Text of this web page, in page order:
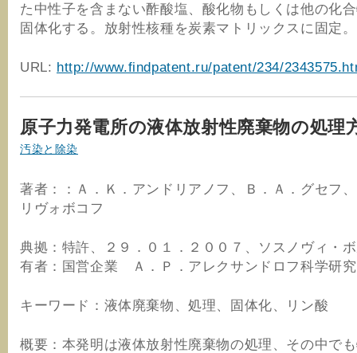
た中性子を含まない酢酸塩、酸化物もしくは他の化
固体化する。放射性核種を炭素マトリックスに固定。
URL: http://www.findpatent.ru/patent/234/
原子力発電所の液体放射性廃棄物の処理
汚染と除染
著者：：Ａ．Ｋ．アンドリアノフ、Ｂ．Ａ．グセフ
リヴォボコフ
典拠：特許、２９．０１．２００７、ソスノヴィ・
有者：国営企業 Ａ．Ｐ．アレクサンドロフ科学研
キーワード：液体廃棄物、処理、固体化、リン酸
概要：本発明は液体放射性廃棄物の処理、その中で